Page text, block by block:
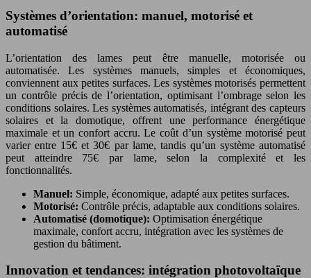
Systèmes d’orientation: manuel, motorisé et
automatisé
L’orientation des lames peut être manuelle, motorisée ou
automatisée. Les systèmes manuels, simples et économiques,
conviennent aux petites surfaces. Les systèmes motorisés permettent
un contrôle précis de l’orientation, optimisant l’ombrage selon les
conditions solaires. Les systèmes automatisés, intégrant des capteurs
solaires et la domotique, offrent une performance énergétique
maximale et un confort accru. Le coût d’un système motorisé peut
varier entre 15€ et 30€ par lame, tandis qu’un système automatisé
peut atteindre 75€ par lame, selon la complexité et les
fonctionnalités.
Manuel: Simple, économique, adapté aux petites surfaces.
Motorisé: Contrôle précis, adaptable aux conditions solaires.
Automatisé (domotique): Optimisation énergétique
maximale, confort accru, intégration avec les systèmes de
gestion du bâtiment.
Innovation et tendances: intégration photovoltaïque